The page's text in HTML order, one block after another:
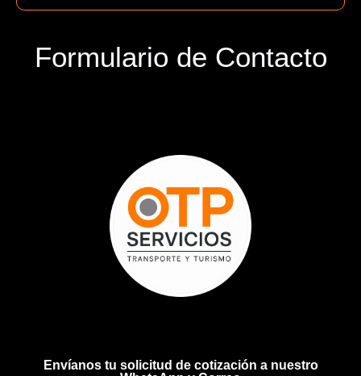
Formulario de Contacto
Envíanos tu solicitud de cotización a nuestro